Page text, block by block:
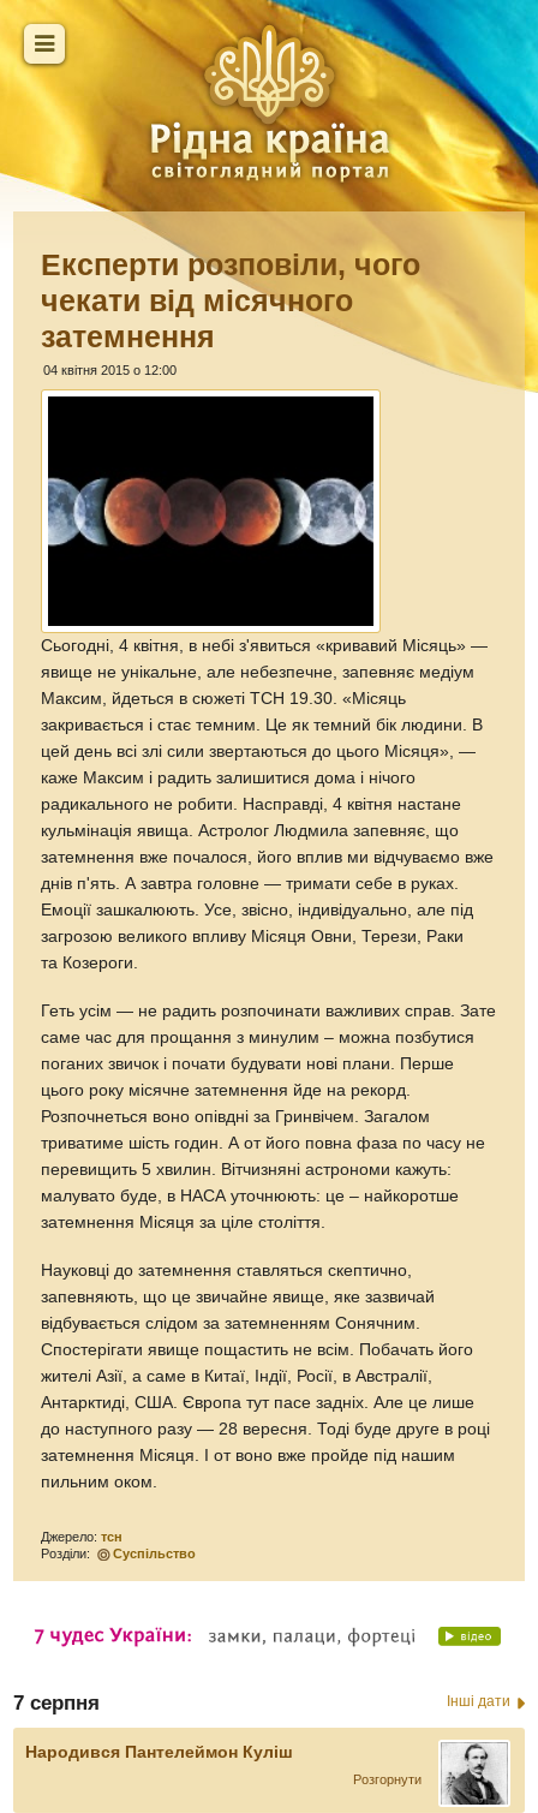
Експерти розповіли, чого
чекати від місячного
затемнення
04 квітня 2015 о 12:00
Сьогодні, 4 квітня, в небі з'явиться «кривавий Місяць» —
явище не унікальне, але небезпечне, запевняє медіум
Максим, йдеться в сюжеті ТСН 19.30. «Місяць
закривається і стає темним. Це як темний бік людини. В
цей день всі злі сили звертаються до цього Місяця», —
каже Максим і радить залишитися дома і нічого
радикального не робити. Насправді, 4 квітня настане
кульмінація явища. Астролог Людмила запевняє, що
затемнення вже почалося, його вплив ми відчуваємо вже
днів п'ять. А завтра головне — тримати себе в руках.
Емоції зашкалюють. Усе, звісно, індивідуально, але під
загрозою великого впливу Місяця Овни, Терези, Раки
та Козероги.
Геть усім — не радить розпочинати важливих справ. Зате
саме час для прощання з минулим – можна позбутися
поганих звичок і почати будувати нові плани. Перше
цього року місячне затемнення йде на рекорд.
Розпочнеться воно опівдні за Гринвічем. Загалом
триватиме шість годин. А от його повна фаза по часу не
перевищить 5 хвилин. Вітчизняні астрономи кажуть:
малувато буде, в НАСА уточнюють: це – найкоротше
затемнення Місяця за ціле століття.
Науковці до затемнення ставляться скептично,
запевняють, що це звичайне явище, яке зазвичай
відбувається слідом за затемненням Сонячним.
Спостерігати явище пощастить не всім. Побачать його
жителі Азії, а саме в Китаї, Індії, Росії, в Австралії,
Антарктиді, США. Європа тут пасе задніх. Але це лише
до наступного разу — 28 вересня. Тоді буде друге в році
затемнення Місяця. І от воно вже пройде під нашим
пильним оком.
Джерело:тсн
Розділи:
Суспільство
7 серпня Інші дати
Народився Пантелеймон Куліш
Розгорнути